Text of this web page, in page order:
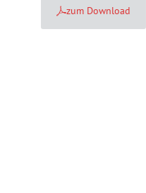
zum Download